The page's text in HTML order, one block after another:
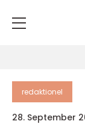
redaktionel
28. September